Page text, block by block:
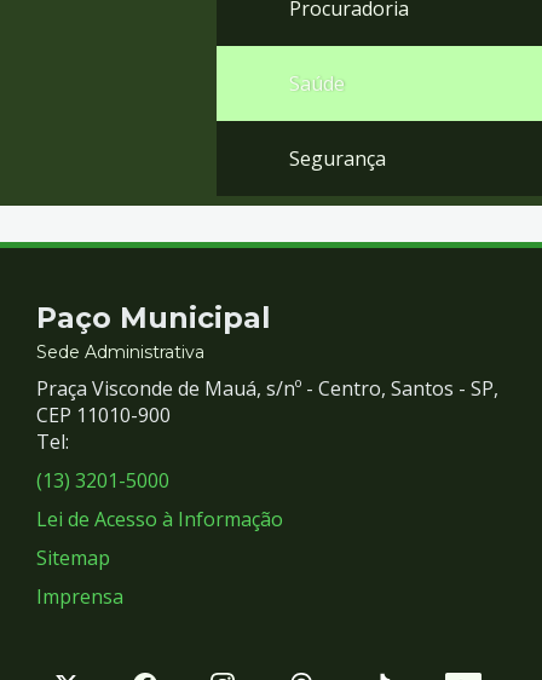
Procuradoria
Saúde
Segurança
Contato
e
Redes
Sociais
Paço Municipal
Sede Administrativa
Praça Visconde de Mauá, s/nº - Centro, Santos - SP,
CEP 11010-900
Tel:
(13) 3201-5000
Lei de Acesso à Informação
Sitemap
Imprensa